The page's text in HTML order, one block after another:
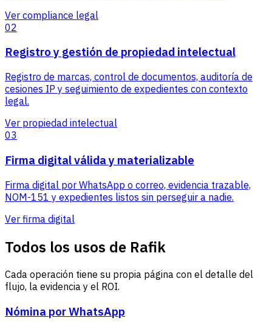
Ver compliance legal
02
Registro y gestión de propiedad intelectual
Registro de marcas, control de documentos, auditoría de
cesiones IP y seguimiento de expedientes con contexto
legal.
Ver propiedad intelectual
03
Firma digital válida y materializable
Firma digital por WhatsApp o correo, evidencia trazable,
NOM-151 y expedientes listos sin perseguir a nadie.
Ver firma digital
Todos los usos de Rafik
Cada operación tiene su propia página con el detalle del
flujo, la evidencia y el ROI.
Nómina por WhatsApp